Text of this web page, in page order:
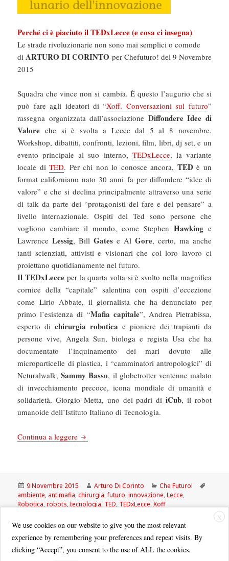
Perché ci è piaciuto il TEDxLecce (e cosa ci insegna)
Le strade rivoluzionarie non sono mai semplici o comode
diARTURO DI CORINTO per Chefuturo! del 9 Novembre
2015
Squadra che vince non si cambia. È questo l’augurio che si
può fare agli ideatori di “Xoff. Conversazioni sul futuro”
rassegna organizzata dall’associazione Diffondere Idee di
Valore che si è svolta a Lecce dal 5 al 8 novembre.
Workshop, dibattiti, confronti, lezioni, film, libri, dj set, e un
evento principale al suo interno, TEDxLecce, la variante
locale diTED. Per chi non lo conosce ancora, TEDè un
format californiano nato 30 anni fa per diffondere “idee di
valore” e che si declina principalmente attraverso una serie
di talk da parte dei “protagonisti del fare e del pensare” a
livello internazionale. Ospiti del Ted sono persone che
vogliono cambiare il mondo, come Stephen Hawkinge
LawrenceLessig, BillGates e Al Gore, certo, ma anche
tanti scienziati, attivisti e visionari che col loro lavoro ci
proiettano quotidianamente nel futuro.
Il TEDxLecce per la quarta volta si è svolto nella magnifica
cornice della “capitale” salentina con ospiti d’eccezione
come Lirio Abbate, il giornalista che ha denunciato per
primo l’esistenza di “Mafia capitale”, Andrea Pietrabissa,
esperto dichirurgia robotica e pioniere dei trapianti da
persone vive, Angela Sun, biologa e regista Usa che ha
documentato l’inquinamento dei mari dovuto alle
microparticelle di plastica, i “camminatori antropologici” di
Neturalwalk,Sammy Basso, il globetrotter ventenne malato
di invecchiamento precoce, icona mondiale di umanità e
solidarietà, Giorgio Metta, uno dei padri di iCub, il robot
umanoide dell’Istituto Italiano di Tecnologia.
Continua a leggere Chefuturo! Perché ci è piaciuto il TEDxLecce
Scritto
il
9 Novembre 2015 Autore
Arturo Di Corinto Categorie
Che Futuro!
ambiente, antimafia,chirurgia,futuro,innovazione,Lecce,
Robotica,robots,tecnologia, TED, TEDxLecce,Xoff
su Chefuturo! Perché ci è piaciuto il TEDxLecce
X
We use cookies on our website to give you the most relevant
experience by remembering your preferences and repeat visits. By
clicking “Accept”, you consent to the use of ALL the cookies.